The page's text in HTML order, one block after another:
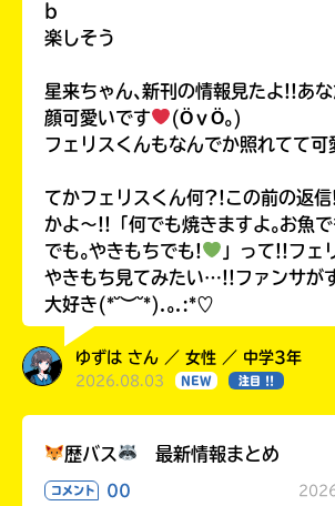
b
楽しそう
星来ちゃん､新刊の情報見たよ!!あ
顔可愛いです
(ӦｖӦ｡)
フェリスくんもなんでか照れてて可
てかフェリスくん何?!この前の返
かよ〜!!「何でも焼きますよ｡お魚
でも｡やきもちでも!
」って!!フェ
やきもち見てみたい…!!ファンサが
大好き(*˘︶˘*).｡.:*♡
ゆずは さん ／ 女性 ／ 中学3年
2026.08.03 NEW 注目 !!
歴バス 最新情報まとめ
コメント 00